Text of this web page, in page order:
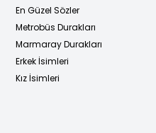
En Güzel Sözler
Metrobüs Durakları
Marmaray Durakları
Erkek İsimleri
Kız İsimleri